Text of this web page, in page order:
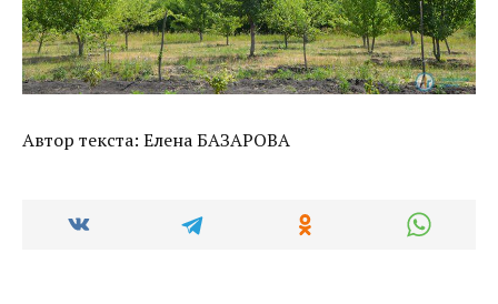
Автор текста: Елена БАЗАРОВА